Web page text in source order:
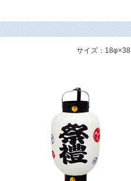
サイズ：18φ×38